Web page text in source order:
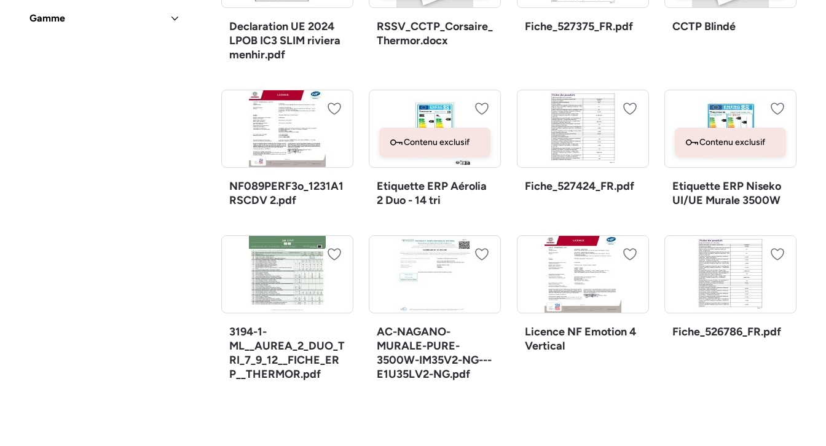
Gamme
Declaration UE 2024
LPOB IC3 SLIM riviera
menhir.pdf
RSSV_CCTP_Corsaire_
Thermor.docx
Fiche_527375_FR.pdf CCTP Blindé
NF089PERF3o_1231A1
RSCDV 2.pdf
Contenu exclusif
Etiquette ERP Aérolia
2 Duo - 14 tri
Fiche_527424_FR.pdf
Contenu exclusif
Etiquette ERP Niseko
UI/UE Murale 3500W
3194-1-
ML__AUREA_2_DUO_T
RI_7_9_12__FICHE_ER
P__THERMOR.pdf
AC-NAGANO-
MURALE-PURE-
3500W-IM35V2-NG---
E1U35LV2-NG.pdf
Licence NF Emotion 4
Vertical
Fiche_526786_FR.pdf